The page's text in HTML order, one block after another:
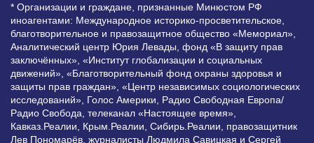
* Организации и граждане, признанные Минюстом РФ
иноагентами: Международное историко-просветительское,
благотворительное и правозащитное общество «Мемориал»,
Аналитический центр Юрия Левады, фонд «В защиту прав
заключённых», «Институт глобализации и социальных
движений», «Благотворительный фонд охраны здоровья и
защиты прав граждан», «Центр независимых социологических
исследований», Голос Америки, Радио Свободная Европа/
Радио Свобода, телеканал «Настоящее время»,
Кавказ.Реалии, Крым.Реалии, Сибирь.Реалии, правозащитник
Лев Пономарёв, журналисты Людмила Савицкая и Сергей